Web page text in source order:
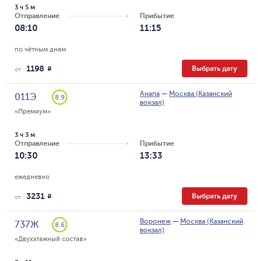
Отправление
08:10
3 ч 5 м
Прибытие
11:15
по чётным дням
от 1198 R Выбрать дату
011Э
8.9
«Премиум»
Анапа — Москва (Казанский
вокзал)
Отправление
10:30
3 ч 3 м
Прибытие
13:33
ежедневно
от 3231 R Выбрать дату
737Ж
8.6
«Двухэтажный состав»
Воронеж — Москва (Казанский
вокзал)